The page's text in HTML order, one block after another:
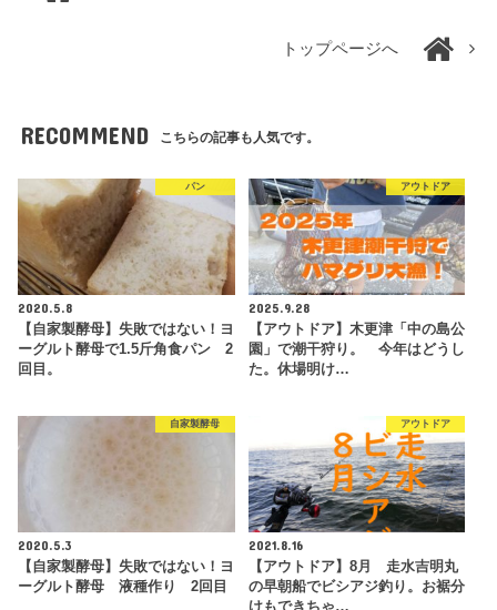
トップページへ
RECOMMEND こちらの記事も人気です。
パン
2020.5.8
【自家製酵母】失敗ではない！ヨ
ーグルト酵母で1.5斤角食パン 2
回目。
アウトドア
2025.9.28
【アウトドア】木更津「中の島公
園」で潮干狩り。 今年はどうし
た。休場明け…
自家製酵母
2020.5.3
【自家製酵母】失敗ではない！ヨ
ーグルト酵母 液種作り 2回目
アウトドア
2021.8.16
【アウトドア】8月 走水吉明丸
の早朝船でビシアジ釣り。お裾分
けもできちゃ…